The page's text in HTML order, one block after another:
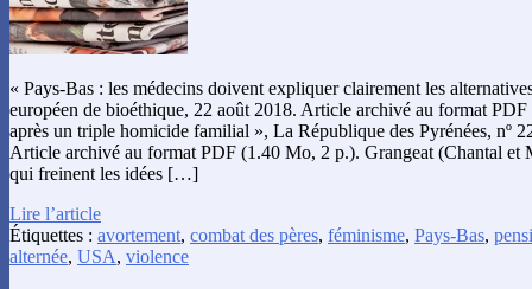
« Pays-Bas : les médecins doivent expliquer clairement les
européen de bioéthique, 22 août 2018. Article archivé au format
après un triple homicide familial », La République des Pyrénées, nº
Article archivé au format PDF (1.40 Mo, 2 p.). Grangeat (Chantal et
qui freinent les idées […]
Lire l’article
Étiquettes : avortement, combat des pères, féminisme, Pays-Bas,
alternée, USA, violence